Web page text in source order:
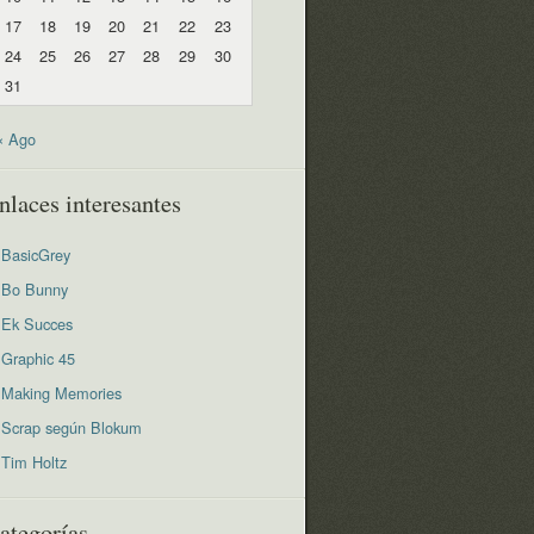
17
18 19 20 21 22
23
24
25 26 27 28 29
30
31
Ago
interesantes
BasicGrey
Bo Bunny
Ek Succes
Graphic 45
Making Memories
Scrap según Blokum
Tim Holtz